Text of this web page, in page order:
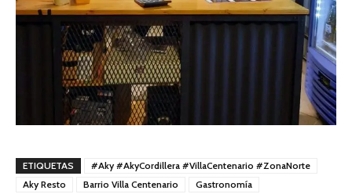
ETIQUETAS
#Aky #AkyCordillera #VillaCentenario #ZonaNorte
Aky Resto
Barrio Villa Centenario Gastronomía